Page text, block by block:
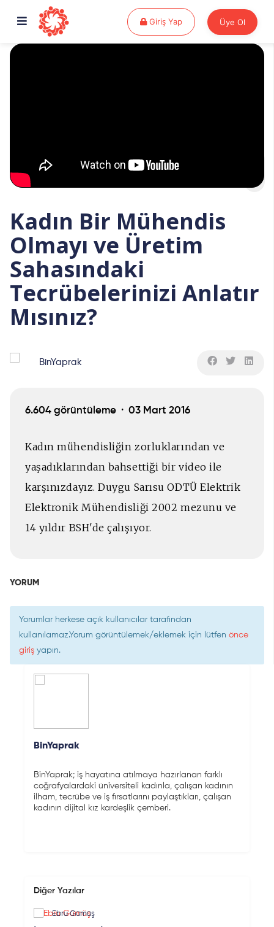
Giriş YapGiriş Yap Üye Ol
Kadın Bir Mühendis
Olmayı ve Üretim
Sahasındaki
Tecrübelerinizi Anlatır
Mısınız?
BinYaprak
6.604 görüntüleme · 03 Mart 2016
Kadın mühendisliğin zorluklarından ve
yaşadıklarından bahsettiği bir video ile
karşınızdayız. Duygu Sarısu ODTÜ Elektrik
Elektronik Mühendisliği 2002 mezunu ve
14 yıldır BSH'de çalışıyor.
YORUM
Yorumlar herkese açık kullanıcılar tarafından
kullanılamaz.Yorum görüntülemek/eklemek için lütfen önce
giriş yapın.
BinYaprak
BinYaprak; iş hayatına atılmaya hazırlanan farklı
coğrafyalardaki üniversiteli kadınla, çalışan kadının
ilham, tecrübe ve iş fırsatlarını paylaştıkları, çalışan
kadının dijital kız kardeşlik çemberi.
Diğer Yazılar
Ebru Gümüş